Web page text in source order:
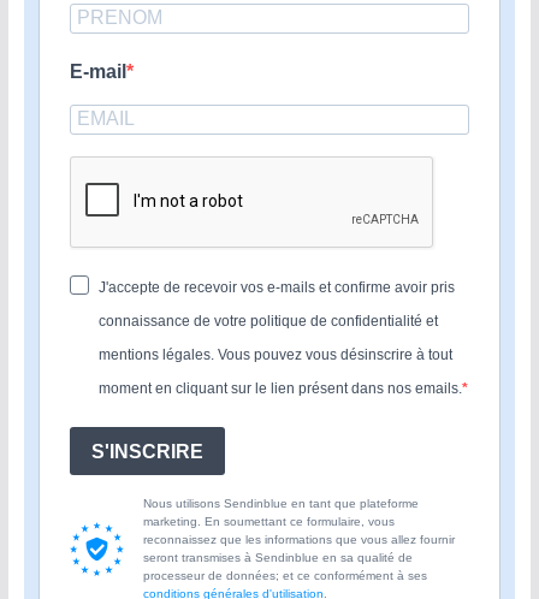
E-mail
J'accepte de recevoir vos e-mails et confirme avoir pris
connaissance de votre politique de confidentialité et
mentions légales. Vous pouvez vous désinscrire à tout
moment en cliquant sur le lien présent dans nos emails.
S'INSCRIRE
Nous utilisons Sendinblue en tant que plateforme
marketing. En soumettant ce formulaire, vous
reconnaissez que les informations que vous allez fournir
seront transmises à Sendinblue en sa qualité de
processeur de données; et ce conformément à ses
conditions générales d'utilisation